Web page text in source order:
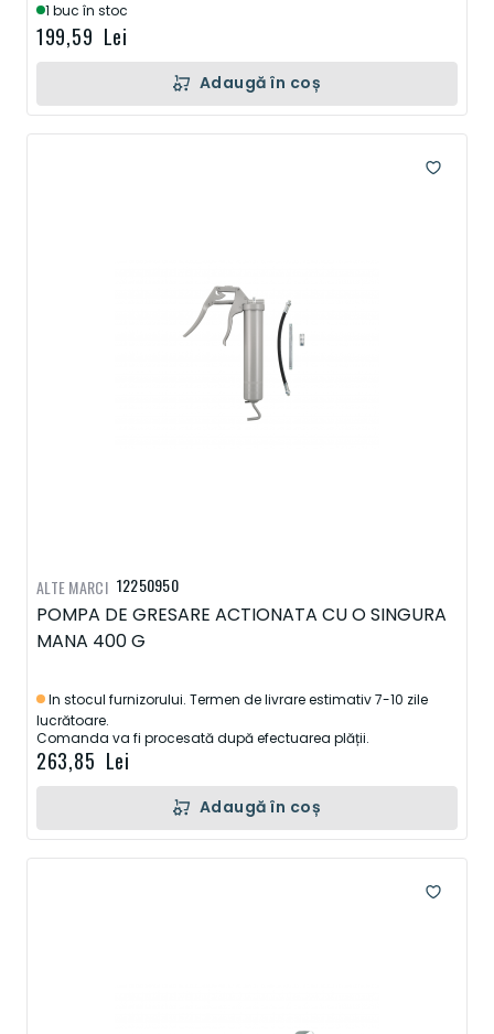
1 buc în stoc
199,59 Lei
Adaugă în coș
12250950
POMPA DE GRESARE ACTIONATA CU O SINGURA
MANA 400 G
In stocul furnizorului. Termen de livrare estimativ 7-10 zile
lucrătoare.
Comanda va fi procesată după efectuarea plății.
263,85 Lei
ALTE MARCI
Adaugă în coș